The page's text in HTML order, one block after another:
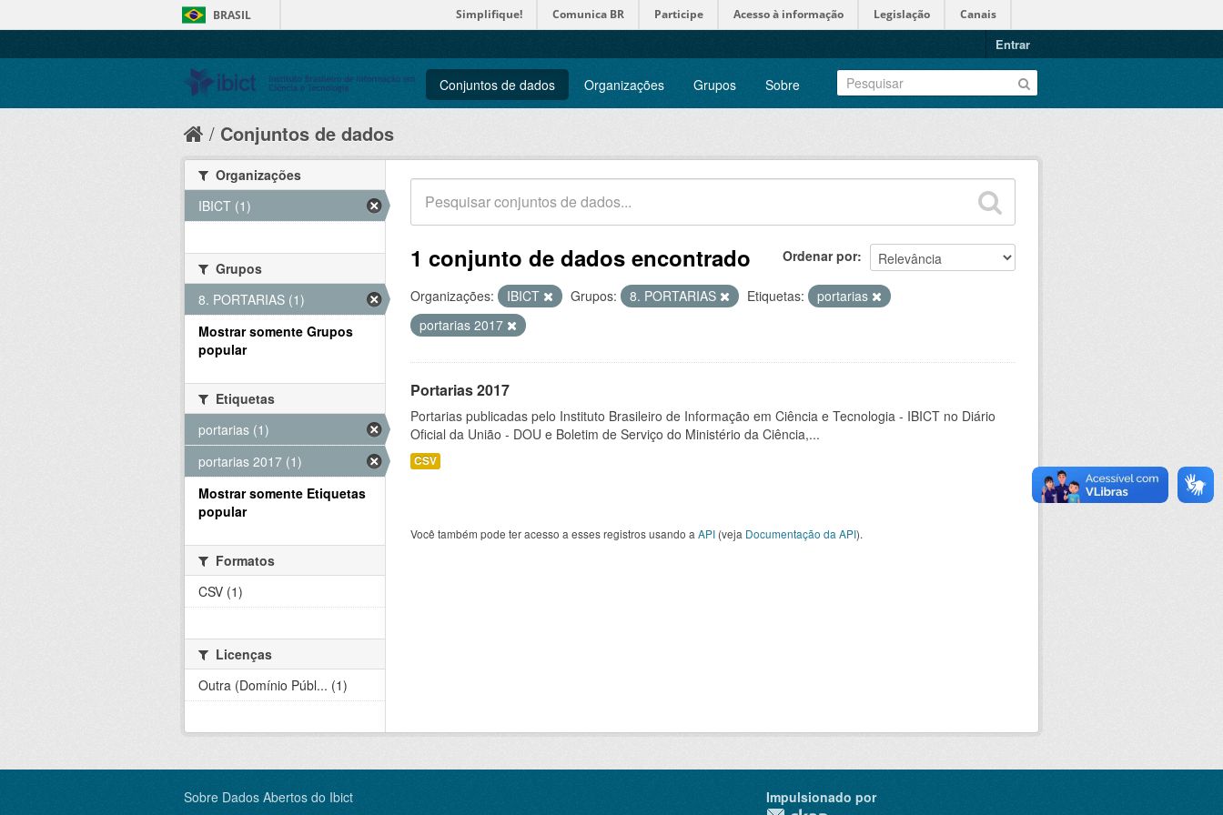
BRASIL Simplifique! Comunica BR Participe Acesso à informação Legislação Canais
Entrar
Conjuntos de dados Organizações Grupos Sobre
Conjuntos de dados
Ordenar por
1 conjunto de dados encontrado
Organizações: IBICT Grupos: 8. PORTARIAS Etiquetas:
portarias
portarias 2017
Portarias 2017
Portarias publicadas pelo Instituto Brasileiro de Informação em Ciência e Tecnologia - IBICT no Diário
Oficial da União - DOU e Boletim de Serviço do Ministério da Ciência,...
CSV
Você também pode ter acesso a esses registros usando a API (veja Documentação da API).
Organizações
IBICT (1)
Grupos
8. PORTARIAS (1)
Mostrar somente Grupos
popular
Etiquetas
portarias (1)
portarias 2017 (1)
Mostrar somente Etiquetas
popular
Formatos
CSV (1)
Licenças
Outra (Domínio Públ... (1)
Sobre Dados Abertos do Ibict
Impulsionado por